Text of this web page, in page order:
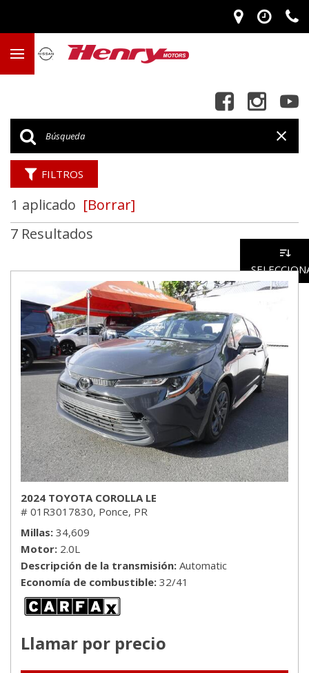
FILTROS
1 aplicado [Borrar]
7 Resultados
2024 TOYOTA COROLLA LE
# 01R3017830, Ponce, PR
Millas 34,609
Motor 2.0L
Descripción de la transmisión Automatic
Economía de combustible 32/41
Llamar por precio